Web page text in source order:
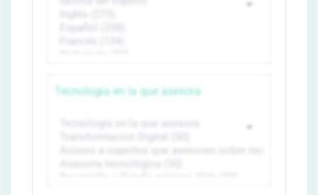
Tecnología en la que asesora